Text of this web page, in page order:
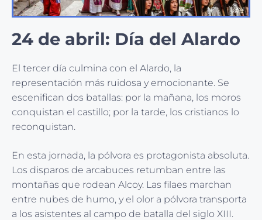
24 de abril: Día del Alardo
El tercer día culmina con el Alardo, la
representación más ruidosa y emocionante. Se
escenifican dos batallas: por la mañana, los moros
conquistan el castillo; por la tarde, los cristianos lo
reconquistan.
En esta jornada, la pólvora es protagonista absoluta.
Los disparos de arcabuces retumban entre las
montañas que rodean Alcoy. Las filaes marchan
entre nubes de humo, y el olor a pólvora transporta
a los asistentes al campo de batalla del siglo XIII.